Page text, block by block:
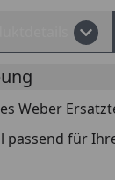
Weber
passend für